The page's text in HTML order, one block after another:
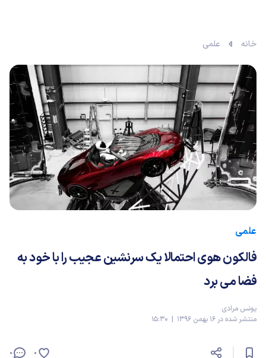
خانه علمی
علمی
فالکون هوی احتمالا یک سرنشین عجیب را با خود به
فضا می برد
یونس مرادی
منتشر شده در 16 بهمن 1396 | 15:30
0 0